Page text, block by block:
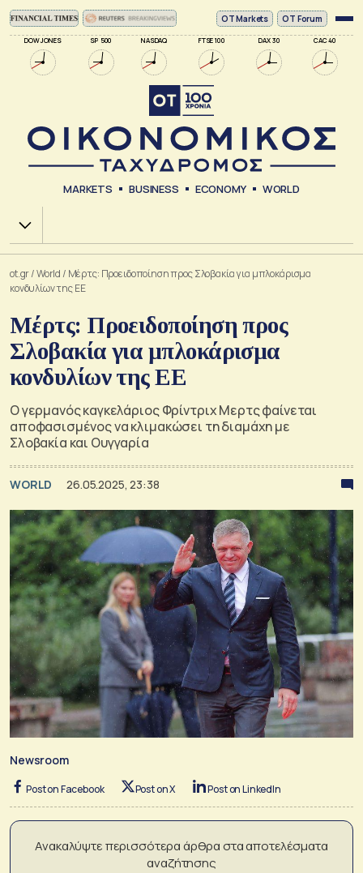
DOW JONES SP 500 NASDAQ FTSE 100 DAX 30 CAC 40
ΟΤ Markets OT Forum
MARKETS BUSINESS ECONOMY WORLD
Χ.Α.
ot.gr/World / Μέρτς: Προειδοποίηση προς Σλοβακία για μπλοκάρισμα
κονδυλίων της ΕΕ
Μέρτς: Προειδοποίηση προς
Σλοβακία για μπλοκάρισμα
κονδυλίων της ΕΕ
Ο γερμανός καγκελάριος Φρίντριχ Μερτς φαίνεται
αποφασισμένος να κλιμακώσει τη διαμάχη με
Σλοβακία και Ουγγαρία
WORLD 26.05.2025, 23:38
Newsroom
Post on Facebook Post on X Post on LinkedIn
Ανακαλύψτε περισσότερα άρθρα στα αποτελέσματα
αναζήτησης